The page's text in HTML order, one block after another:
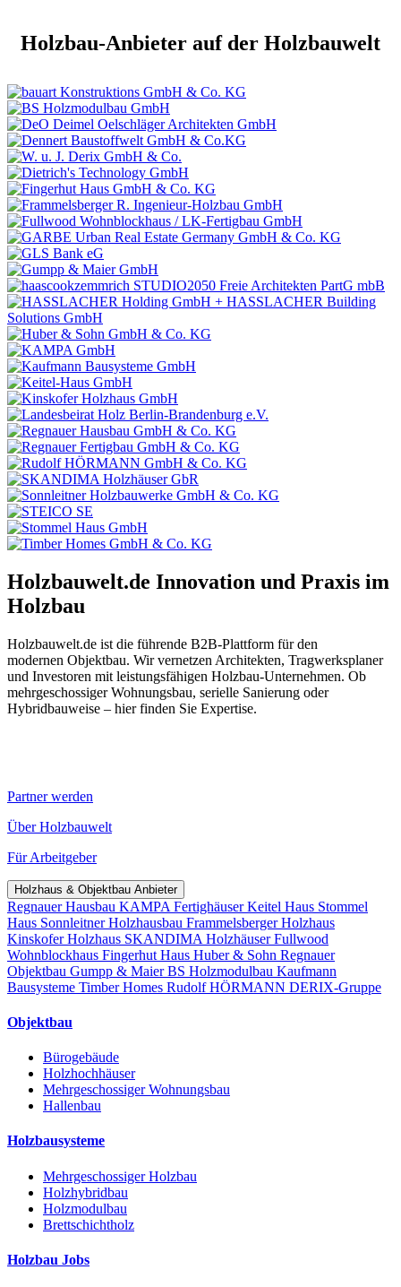
Holzbau-Anbieter auf der Holzbauwelt
Holzbauwelt.de Innovation und Praxis im
Holzbau
Holzbauwelt.de ist die führende B2B-Plattform für den
modernen Objektbau. Wir vernetzen Architekten, Tragwerksplaner
und Investoren mit leistungsfähigen Holzbau-Unternehmen. Ob
mehrgeschossiger Wohnungsbau, serielle Sanierung oder
Hybridbauweise – hier finden Sie Expertise.
Partner werden
Über Holzbauwelt
Für Arbeitgeber
Holzhaus & Objektbau Anbieter
Regnauer Hausbau KAMPA FertighäuserKeitel Haus Stommel
Haus Sonnleitner Holzhausbau Frammelsberger Holzhaus
Kinskofer Holzhaus SKANDIMA HolzhäuserFullwood
Wohnblockhaus Fingerhut Haus Huber & Sohn Regnauer
Objektbau Gumpp & MaierBS Holzmodulbau Kaufmann
Bausysteme Timber Homes Rudolf HÖRMANN DERIX-Gruppe
Objektbau
Bürogebäude
Holzhochhäuser
Mehrgeschossiger Wohnungsbau
Hallenbau
Holzbausysteme
Mehrgeschossiger Holzbau
Holzhybridbau
Holzmodulbau
Brettschichtholz
Holzbau Jobs